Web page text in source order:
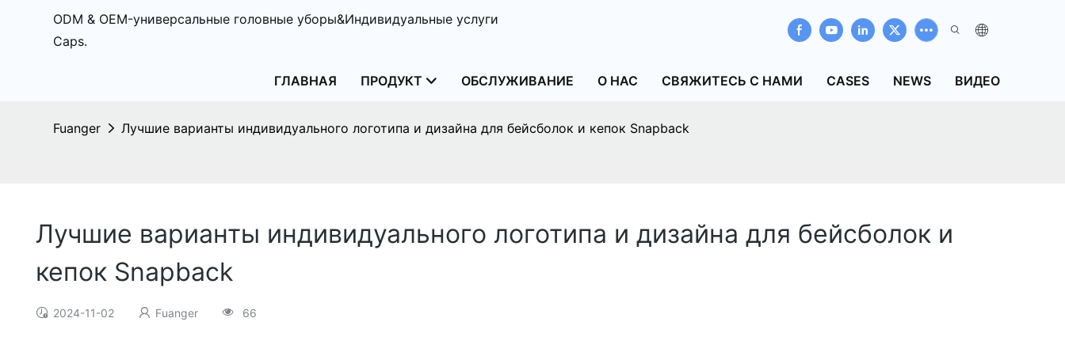
ODM & OEM-универсальные головные уборы&Индивидуальные услуги
Caps.
ГЛАВНАЯ ПРОДУКТ ОБСЛУЖИВАНИЕ О НАС СВЯЖИТЕСЬ С НАМИ CASES NEWS ВИДЕО
Fuanger Лучшие варианты индивидуального логотипа и дизайна для бейсболок и кепок Snapback
Лучшие варианты индивидуального логотипа и дизайна для бейсболок и
кепок Snapback
2024-11-02 Fuanger 66